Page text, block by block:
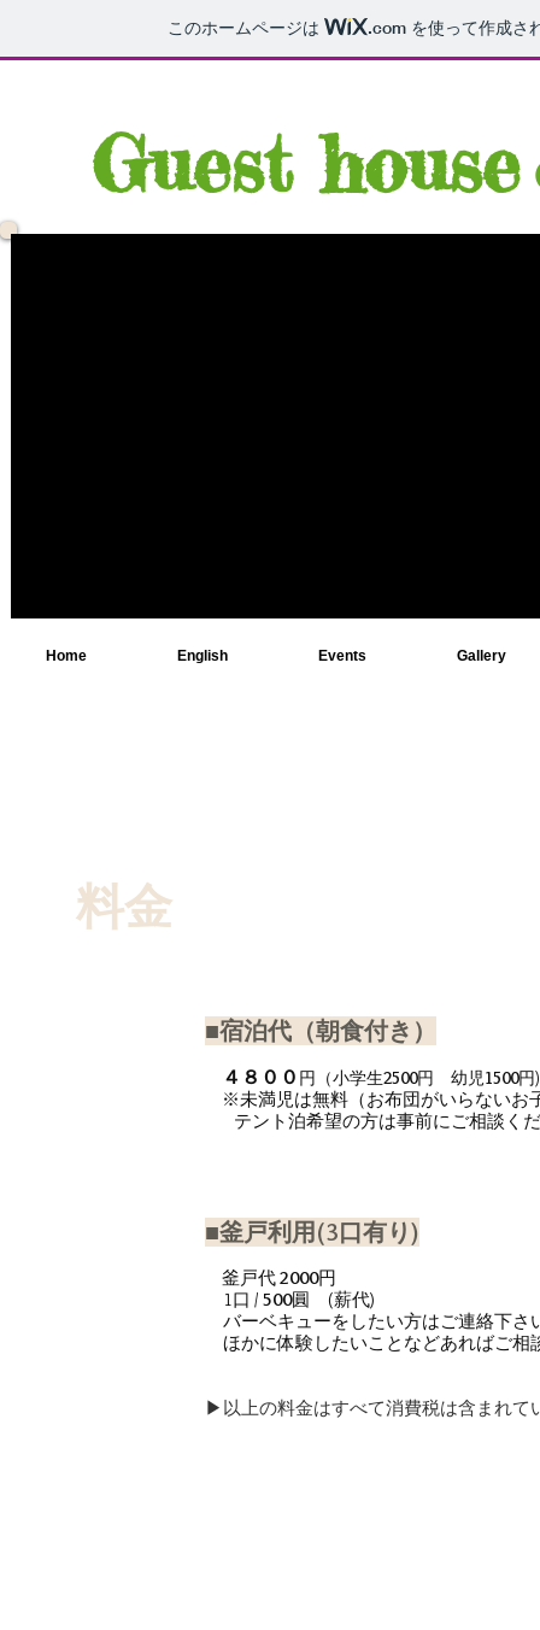
このホームページは .comを使って作成さ
Guest house
Home English Events Gallery
■宿泊代（朝食付き）
４８ ０ ０ 円（小学生2500円 幼児1500
※未満児は無料（お布団がいらないお
テント泊希望の方は事前にご相談く
■釜戸利用(3口有り)
釜戸代2000円
1口 / 500圓 (薪代)
バーベキューをしたい方はご連絡下さ
ほかに体験したいことなどあればご相
▶︎以上の料金はすべて消費税は含まれて
料金